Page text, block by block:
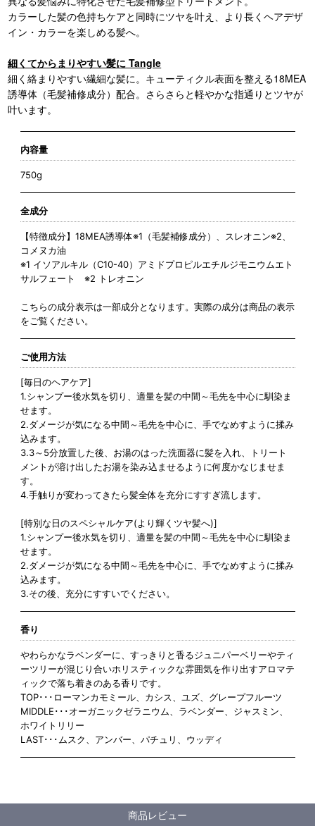
カラーした髪の色持ちケアと同時にツヤを叶え、より長くヘアデザ
イン・カラーを楽しめる髪へ。
細くてからまりやすい髪に Tangle
細く絡まりやすい繊細な髪に。キューティクル表面を整える18MEA
誘導体（毛髪補修成分）配合。さらさらと軽やかな指通りとツヤが
叶います。
内容量
750g
全成分
【特徴成分】18MEA誘導体※1（毛髪補修成分）、スレオニン※2、
コメヌカ油
※1 イソアルキル（C10-40）アミドプロピルエチルジモニウムエト
サルフェート ※2 トレオニン
こちらの成分表示は一部成分となります。実際の成分は商品の表示
をご覧ください。
ご使用方法
[毎日のヘアケア]
1.シャンプー後水気を切り、適量を髪の中間～毛先を中心に馴染ま
せます。
2.ダメージが気になる中間～毛先を中心に、手でなめすように揉み
込みます。
3.3～5分放置した後、お湯のはった洗面器に髪を入れ、トリート
メントが溶け出したお湯を染み込ませるように何度かなじませま
す。
4.手触りが変わってきたら髪全体を充分にすすぎ流します。
[特別な日のスペシャルケア(より輝くツヤ髪へ)]
1.シャンプー後水気を切り、適量を髪の中間～毛先を中心に馴染ま
せます。
2.ダメージが気になる中間～毛先を中心に、手でなめすように揉み
込みます。
3.その後、充分にすすいでください。
香り
やわらかなラベンダーに、すっきりと香るジュニパーベリーやティ
ーツリーが混じり合いホリスティックな雰囲気を作り出すアロマテ
ィックで落ち着きのある香りです。
TOP･･･ローマンカモミール、カシス、ユズ、グレープフルーツ
MIDDLE･･･オーガニックゼラニウム、ラベンダー、ジャスミン、
ホワイトリリー
LAST･･･ムスク、アンバー、パチュリ、ウッディ
商品レビュー